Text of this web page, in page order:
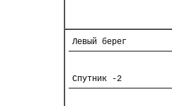
Левый берег
Спутник -2